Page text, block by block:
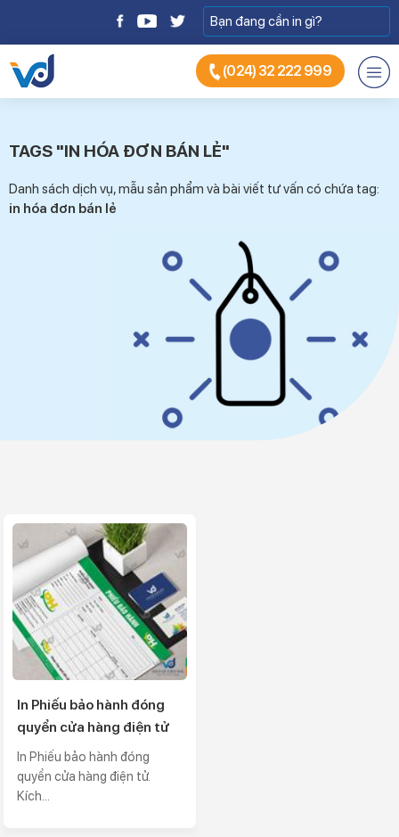
(024) 32 222 999
TAGS "IN HÓA ĐƠN BÁN LẺ"
Danh sách dịch vụ, mẫu sản phẩm và bài viết tư vấn có chứa tag:
in hóa đơn bán lẻ
In Phiếu bảo hành đóng
quyển cửa hàng điện tử
In Phiếu bảo hành đóng
quyển cửa hàng điện tử.
Kích...